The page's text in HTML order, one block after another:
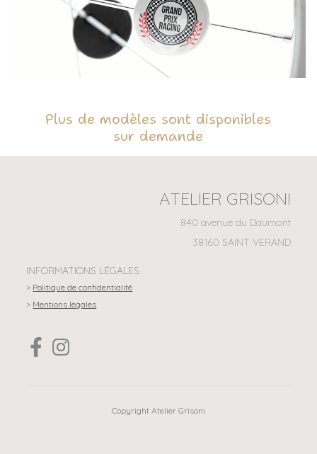
Plus de modèles sont disponibles
sur demande
ATELIER GRISONI
840 avenue du Daumont
38160 SAINT VERAND
INFORMATIONS LÉGALES
> Politique de confidentialité
> Mentions légales
Copyright Atelier Grisoni